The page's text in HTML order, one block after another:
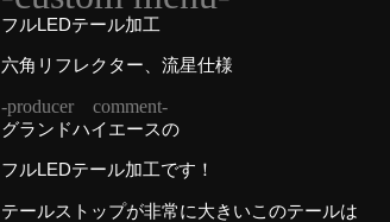
フルLEDテール加工
六角リフレクター、流星仕様
-producer comment-
グランドハイエースの
フルLEDテール加工です！
テールストップが非常に大きいこのテールは